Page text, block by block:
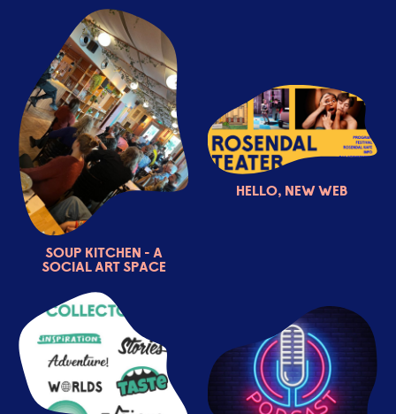
Soup kitchen - a
social art space
Hello, new web